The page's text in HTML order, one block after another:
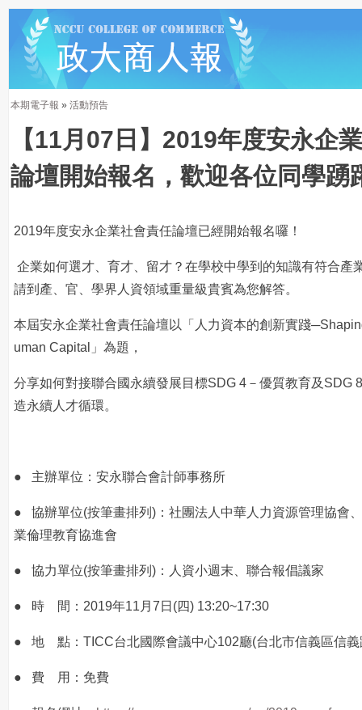
本期電子報 » 活動預告
【11月07日】2019年度安永企
論壇開始報名，歡迎各位同學踴
2019年度安永企業社會責任論壇已經開始報名囉！
企業如何選才、育才、留才？在學校中學到的知識有符合產
請到產、官、學界人資領域重量級貴賓為您解答。
本屆安永企業社會責任論壇以「人力資本的創新實踐
uman Capital」為題，
分享如何對接聯合國永續發展目標SDG 4－優質教育及SDG
造永續人才循環。
● 主辦單位：安永聯合會計師事務所
● 協辦單位(按筆畫排列)：社團法人中華人力資源管理協會
業倫理教育協進會
● 協力單位(按筆畫排列)：人資小週末、聯合報倡議家
● 時 間：2019年11月7日(四) 13:20~17:30
● 地 點：TICC台北國際會議中心102廳(台北市信義區信義
● 費 用：免費